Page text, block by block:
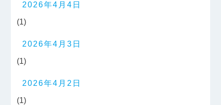
2026年4月4日
(1)
2026年4月3日
(1)
2026年4月2日
(1)